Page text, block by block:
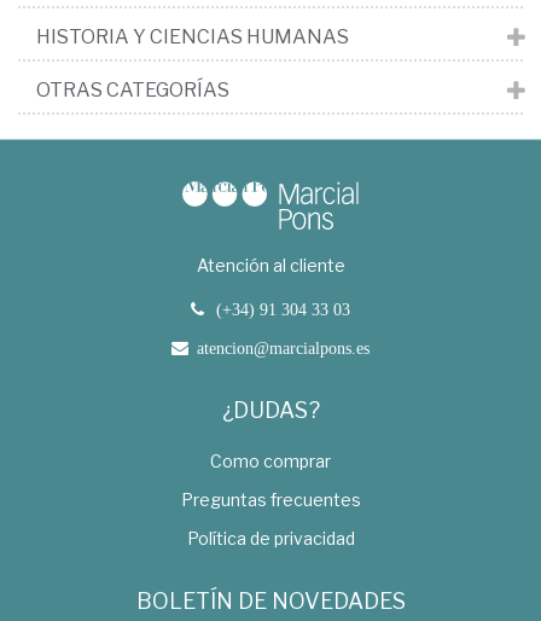
HISTORIA Y CIENCIAS HUMANAS
OTRAS CATEGORÍAS
Atención al cliente
(+34) 91 304 33 03
atencion@marcialpons.es
¿DUDAS?
Como comprar
Preguntas frecuentes
Política de privacidad
BOLETÍN DE NOVEDADES